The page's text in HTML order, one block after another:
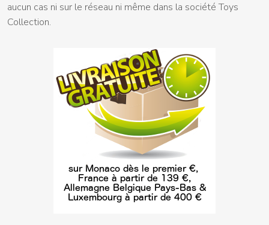
aucun cas ni sur le réseau ni même dans la société Toys
Collection.